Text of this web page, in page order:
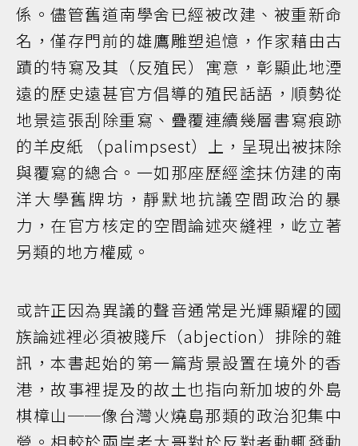
係。儘管舊道南學舍已經被改建、被重新命
名，僅存門前的雄鷹雕塑追憶，作家藉由古
蹟的特寫及其（反殖民）寓意，彰顯此地湮
遠的歷史遠甚官方倡導的殖民話語，順勢從
地景這張刮除重寫、疊覆連續幾層書寫痕跡
的羊皮紙 （palimpsest）上，呈現出被抹除
與覆寫的總合。一如那座歷經塗抹仿建的南
洋大學舊牌坊，靜默地抗議空間政治的暴
力，在官方核定的空間論述夾縫裡，屹立著
另類的地方權威。
或許正因為異議的聲音通常是光輝顯耀的國
族論述裡必須被賤斥（abjection）排除的雜
訊，本書起始的第一篇背景設置在境外的香
港，故事裡提及的故土也指向新加坡的外島
棋樟山──像台灣火燒島那類的政治犯集中